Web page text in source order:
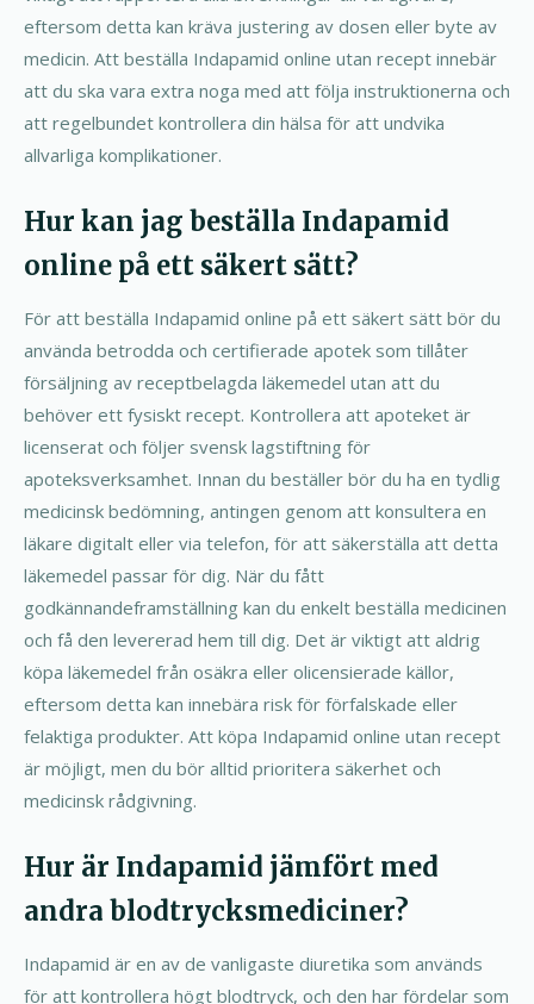
eftersom detta kan kräva justering av dosen eller byte av
medicin. Att beställa Indapamid online utan recept innebär
att du ska vara extra noga med att följa instruktionerna och
att regelbundet kontrollera din hälsa för att undvika
allvarliga komplikationer.
Hur kan jag beställa Indapamid
online på ett säkert sätt?
För att beställa Indapamid online på ett säkert sätt bör du
använda betrodda och certifierade apotek som tillåter
försäljning av receptbelagda läkemedel utan att du
behöver ett fysiskt recept. Kontrollera att apoteket är
licenserat och följer svensk lagstiftning för
apoteksverksamhet. Innan du beställer bör du ha en tydlig
medicinsk bedömning, antingen genom att konsultera en
läkare digitalt eller via telefon, för att säkerställa att detta
läkemedel passar för dig. När du fått
godkännandeframställning kan du enkelt beställa medicinen
och få den levererad hem till dig. Det är viktigt att aldrig
köpa läkemedel från osäkra eller olicensierade källor,
eftersom detta kan innebära risk för förfalskade eller
felaktiga produkter. Att köpa Indapamid online utan recept
är möjligt, men du bör alltid prioritera säkerhet och
medicinsk rådgivning.
Hur är Indapamid jämfört med
andra blodtrycksmediciner?
Indapamid är en av de vanligaste diuretika som används
för att kontrollera högt blodtryck, och den har fördelar som